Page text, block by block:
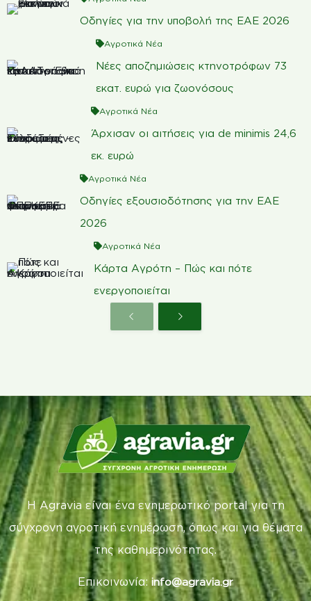
Οδηγίες για την υποβολή της ΕΑΕ 2026
Αγροτικά Νέα
Νέες αποζημιώσεις κτηνοτρόφων 73
εκατ. ευρώ για ζωονόσους
Αγροτικά Νέα
Άρχισαν οι αιτήσεις για de minimis 24,6
εκ. ευρώ
Αγροτικά Νέα
Οδηγίες εξουσιοδότησης για την ΕΑΕ
2026
Αγροτικά Νέα
Κάρτα Αγρότη – Πώς και πότε
ενεργοποιείται
Η Agravia είναι ένα ενημερωτικό portal για τη
σύγχρονη αγροτική ενημέρωση, όπως και για θέματα
της καθημερινότητας.
Επικοινωνία: info@agravia.gr